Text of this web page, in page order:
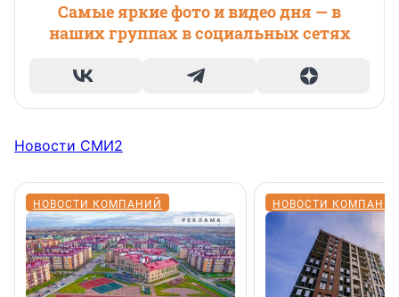
Самые яркие фото и видео дня — в
наших группах в социальных сетях
Новости СМИ2
НОВОСТИ КОМПАНИЙ НОВОСТИ